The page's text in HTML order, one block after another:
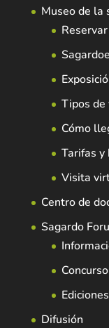
Museo de la
Tipos de
Cómo
Tarifas y
Visita
Centro de
Sagardo
Difusión